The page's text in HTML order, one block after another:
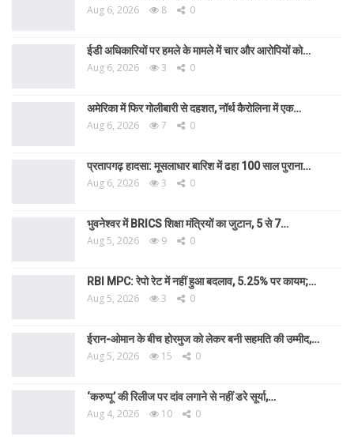
Aug 6, 2026 8 0
ईडी अधिकारियों पर हमले के मामले में चार और आरोपियों को…
Aug 6, 2026 3 0
अमेरिका में फिर गोलीबारी से दहशत, नॉर्थ कैरोलिना में एक…
Aug 6, 2026 7 0
प्रतापगढ़ हादसा: मूसलाधार बारिश में ढहा 100 साल पुराना…
Aug 6, 2026 3 0
भुवनेश्वर में BRICS शिक्षा मंत्रियों का जुटान, 5 से 7…
Aug 5, 2026 9 0
RBI MPC: रेपो रेट में नहीं हुआ बदलाव, 5.25% पर कायम;…
Aug 5, 2026 3 0
ईरान-ओमान के बीच होरमुज को लेकर बनी सहमति की उम्मीद,…
Aug 5, 2026 15 0
‘करुप्पू’ की रिलीज पर दांव लगाने से नहीं डरे सूर्या,…
Aug 4, 2026 10 0